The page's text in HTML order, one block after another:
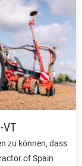
VT
zu können, dass
of Spain